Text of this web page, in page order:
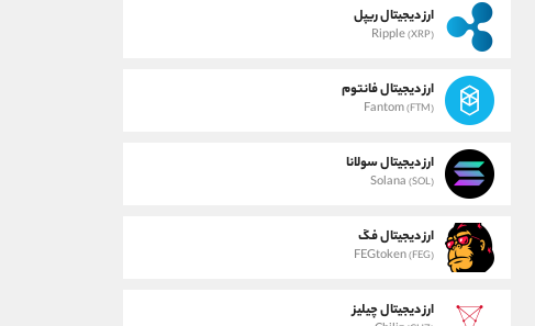
ارز دیجیتال ریپل
Ripple(XRP)
ارز دیجیتال فانتوم
Fantom(FTM)
ارز دیجیتال سولانا
Solana (SOL)
ارز دیجیتال فگ
FEGtoken(FEG)
ارز دیجیتال چیلیز